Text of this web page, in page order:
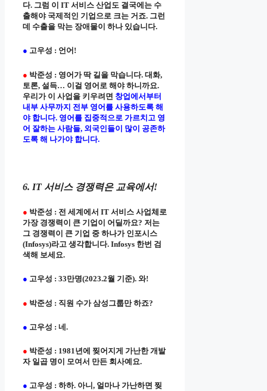
다. 그럼 이 IT 서비스 산업도 결국에는 수
출해야 국제적인 기업으로 크는 거죠. 그런
데 수출을 막는 장애물이 하나 있습니다.
● 고우성 : 언어!
● 박준성 : 영어가 딱 길을 막습니다. 대화,
토론, 설득… 이걸 영어로 해야 하니까요.
우리가 이 사업을 키우려면 창업에서부터
내부 사무까지 전부 영어를 사용하도록 해
야 합니다. 영어를 집중적으로 가르치고 영
어 잘하는 사람들, 외국인들이 많이 공존하
도록 해 나가야 합니다.
6. IT 서비스 경쟁력은 교육에서!
● 박준성 : 전 세계에서 IT 서비스 사업체로
가장 경쟁력이 큰 기업이 어딜까요? 저는
그 경쟁력이 큰 기업 중 하나가 인포시스
(Infosys)라고 생각합니다. Infosys 한번 검
색해 보세요.
● 고우성 : 33만명(2023.2월 기준). 와!
● 박준성 : 직원 수가 삼성그룹만 하죠?
● 고우성 : 네.
● 박준성 : 1981년에 찢어지게 가난한 개발
자 일곱 명이 모여서 만든 회사예요.
● 고우성 : 하하. 아니, 얼마나 가난하면 찢